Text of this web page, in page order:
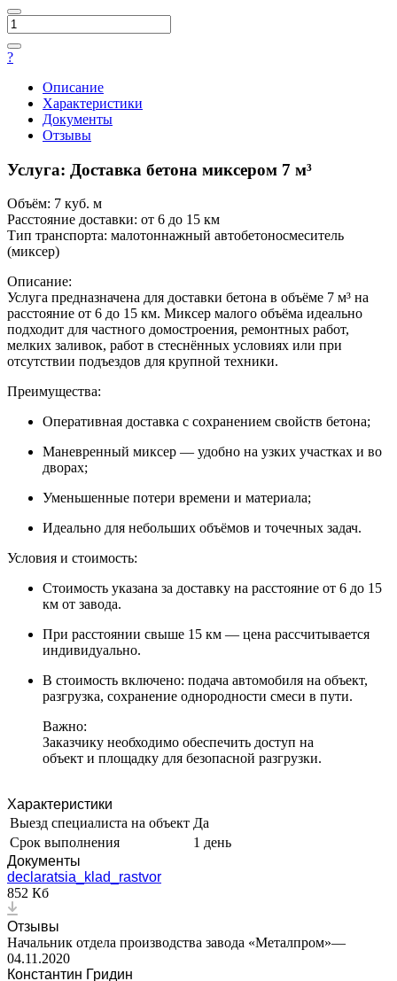
?
Описание
Характеристики
Документы
Отзывы
Услуга: Доставка бетона миксером 7 м³
Объём: 7 куб. м
Расстояние доставки: от 6 до 15 км
Тип транспорта: малотоннажный автобетоносмеситель
(миксер)
Описание:
Услуга предназначена для доставки бетона в объёме 7 м³ на
расстояние от 6 до 15 км. Миксер малого объёма идеально
подходит для частного домостроения, ремонтных работ,
мелких заливок, работ в стеснённых условиях или при
отсутствии подъездов для крупной техники.
Преимущества:
Оперативная доставка с сохранением свойств бетона;
Маневренный миксер — удобно на узких участках и во
дворах;
Уменьшенные потери времени и материала;
Идеально для небольших объёмов и точечных задач.
Условия и стоимость:
Стоимость указана за доставку на расстояние от 6 до 15
км от завода.
При расстоянии свыше 15 км — цена рассчитывается
индивидуально.
В стоимость включено: подача автомобиля на объект,
разгрузка, сохранение однородности смеси в пути.
Важно:
Заказчику необходимо обеспечить доступ на
объект и площадку для безопасной разгрузки.
Характеристики
Выезд специалиста на объект Да
Срок выполнения
1 день
Документы
declaratsia_klad_rastvor
852 Кб
Отзывы
Начальник отдела производства завода «Металпром»—
04.11.2020
Константин Гридин